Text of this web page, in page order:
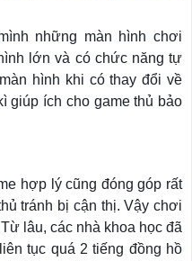
những màn hình chơi
lớn và có chức năng tự
hình khi có thay đổi về
giúp ích cho game thủ bảo
hợp lý cũng đóng góp rất
tránh bị cận thị. Vậy chơi
lâu, các nhà khoa học đã
tục quá 2 tiếng đồng hồ